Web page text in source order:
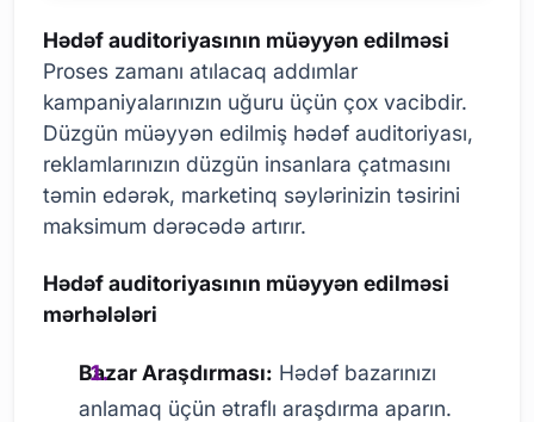
Hədəf auditoriyasının müəyyən edilməsi
Proses zamanı atılacaq addımlar
kampaniyalarınızın uğuru üçün çox vacibdir.
Düzgün müəyyən edilmiş hədəf auditoriyası,
reklamlarınızın düzgün insanlara çatmasını
təmin edərək, marketinq səylərinizin təsirini
maksimum dərəcədə artırır.
Hədəf auditoriyasının müəyyən edilməsi
mərhələləri
Bazar Araşdırması: Hədəf bazarınızı
anlamaq üçün ətraflı araşdırma aparın.